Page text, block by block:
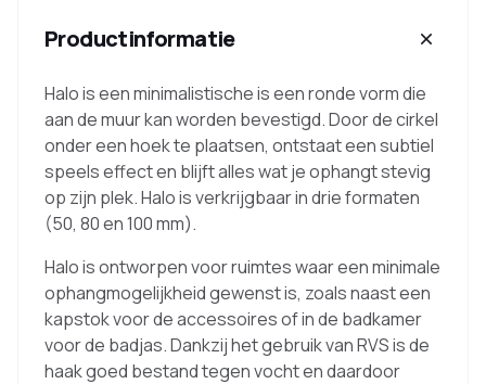
Productinformatie
Halo is een minimalistische is een ronde vorm die
aan de muur kan worden bevestigd. Door de cirkel
onder een hoek te plaatsen, ontstaat een subtiel
speels effect en blijft alles wat je ophangt stevig
op zijn plek. Halo is verkrijgbaar in drie formaten
(50, 80 en 100 mm).
Halo is ontworpen voor ruimtes waar een minimale
ophangmogelijkheid gewenst is, zoals naast een
kapstok voor de accessoires of in de badkamer
voor de badjas. Dankzij het gebruik van RVS is de
haak goed bestand tegen vocht en daardoor